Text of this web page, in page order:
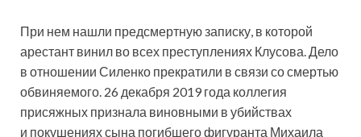
При нем нашли предсмертную записку, в которой
арестант винил во всех преступлениях Клусова. Дело
в отношении Силенко прекратили в связи со смертью
обвиняемого. 26 декабря 2019 года коллегия
присяжных признала виновными в убийствах
и покушениях сына погибшего фигуранта Михаила